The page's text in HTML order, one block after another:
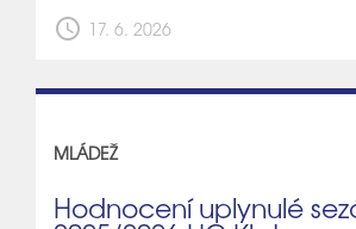
schedule 17. 6. 2026
MLÁDEŽ
Hodnocení uplynulé